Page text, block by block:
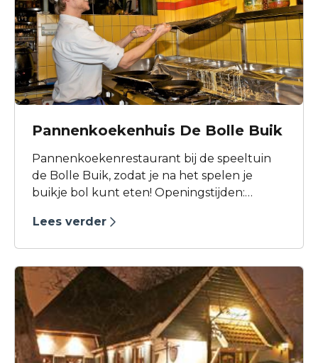
Pannenkoekenhuis De Bolle Buik
Pannenkoekenrestaurant bij de speeltuin
de Bolle Buik, zodat je na het spelen je
buikje bol kunt eten! Openingstijden:
mrt t/m 21/7 en 3/9 t/m okt. wo t/m za v.a.
Lees verder